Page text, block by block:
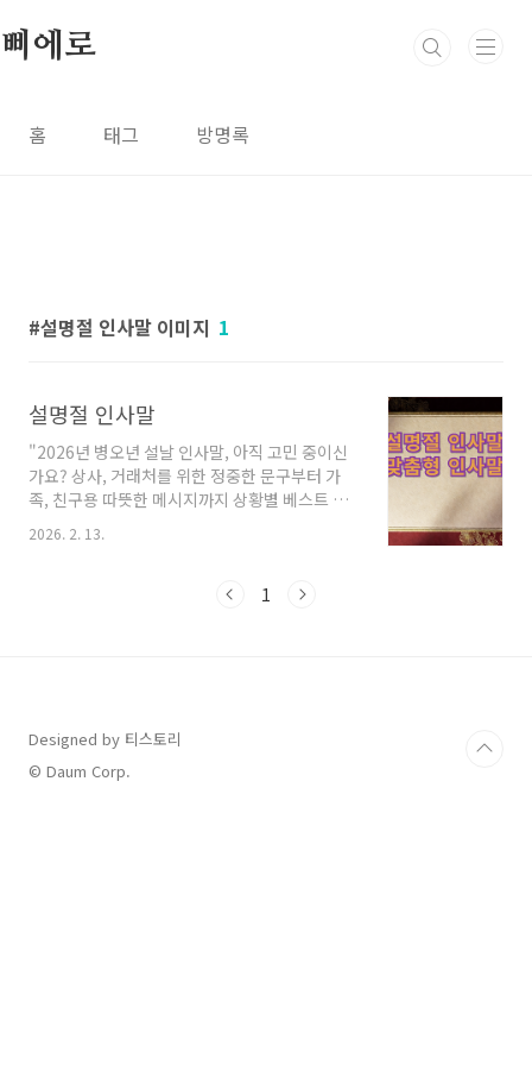
삐에로
홈 태그 방명록
설명절 인사말 이미지 1
설명절 인사말
"2026년 병오년 설날 인사말, 아직 고민 중이신
가요? 상사, 거래처를 위한 정중한 문구부터 가
족, 친구용 따뜻한 메시지까지 상황별 베스트 예
시를 총정리했습니다. 센스 있는 인사말로 마음
을 전하세요."1. 설명절 인사말 정중하고 격식 있
한 감사와 건강, 번창을 기원하는 내용을 담습니
안 가족분들과 따뜻하고 행복한 시간 보내시길
바랍니다. 올 한 해도 변함없는 파트너십을 부탁
드립니다.""평소 베풀어주신 배려와 가르침에 ..
2026. 2. 13.
1
Designed by 티스토리
© Daum Corp.